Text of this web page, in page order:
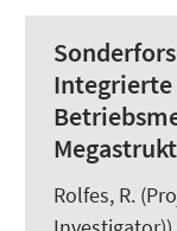
Integrierte
Rolfes, R.